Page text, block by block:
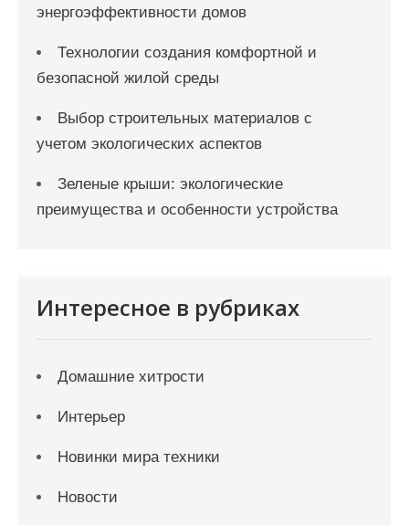
энергоэффективности домов
Технологии создания комфортной и
безопасной жилой среды
Выбор строительных материалов с
учетом экологических аспектов
Зеленые крыши: экологические
преимущества и особенности устройства
Интересное в рубриках
Домашние хитрости
Интерьер
Новинки мира техники
Новости